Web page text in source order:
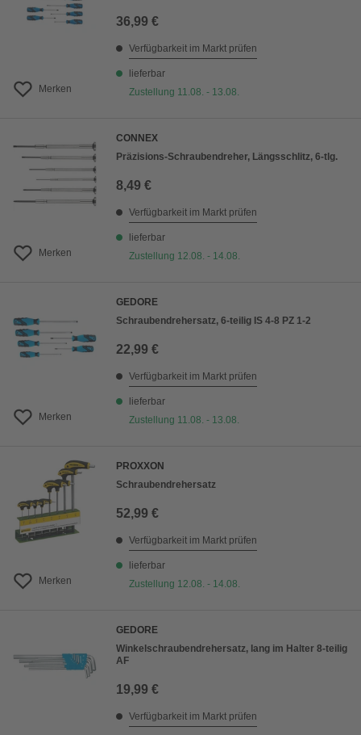
Merken
36,99 €
Verfügbarkeit im Markt prüfen
lieferbar
Zustellung 11.08. - 13.08.
Merken
CONNEX
Präzisions-Schraubendreher, Längsschlitz, 6-tlg.
8,49 €
Verfügbarkeit im Markt prüfen
lieferbar
Zustellung 12.08. - 14.08.
Merken
GEDORE
Schraubendrehersatz, 6-teilig IS 4-8 PZ 1-2
22,99 €
Verfügbarkeit im Markt prüfen
lieferbar
Zustellung 11.08. - 13.08.
Merken
PROXXON
Schraubendrehersatz
52,99 €
Verfügbarkeit im Markt prüfen
lieferbar
Zustellung 12.08. - 14.08.
GEDORE
Winkelschraubendrehersatz, lang im Halter 8-teilig
AF
19,99 €
Verfügbarkeit im Markt prüfen